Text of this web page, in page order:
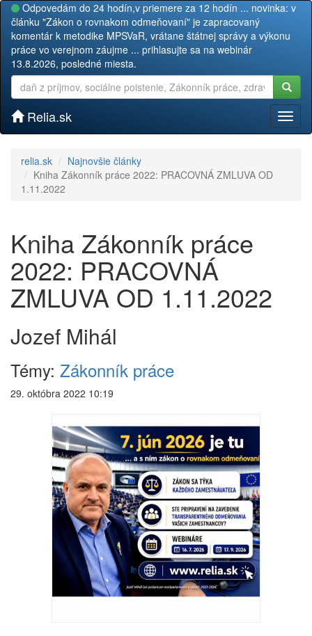
Odpovedám do 24 hodín,v priemere za 12 hodín ... novinka: v
článku "Zákon o rovnakom odmeňovaní" je zapracovaný
komentár k metodike MPSVaR, vrátane štátnej správy a výkonu
práce vo verejnom záujme ... prihlasujte sa na webinár
13.8.2026, posledné miesta.
Relia.sk
relia.sk
Najnovšie články
Kniha Zákonník práce 2022: PRACOVNÁ ZMLUVA OD
1.11.2022
Kniha Zákonník práce
2022: PRACOVNÁ
ZMLUVA OD 1.11.2022
Jozef Mihál
Témy: Zákonník práce
29. októbra 2022 10:19